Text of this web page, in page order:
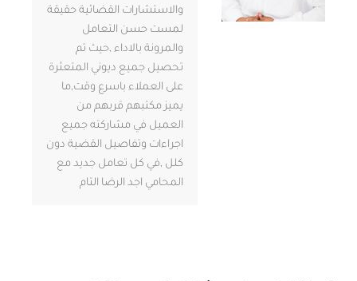
والاستشارات القضائية حقيقة
لمست حسن التعامل
والمرونة بالاداء ,حيث تم
تحصيل جميع ديوني المتعثرة
على العملاء باسرع وقت,ما
يميز مكتبهم قربهم من
العميل في مشاركته جميع
اجراءات وتفاصيل القضية دون
كلل ,في كل تعامل جديد مع
المحامي اجد الرضا التام